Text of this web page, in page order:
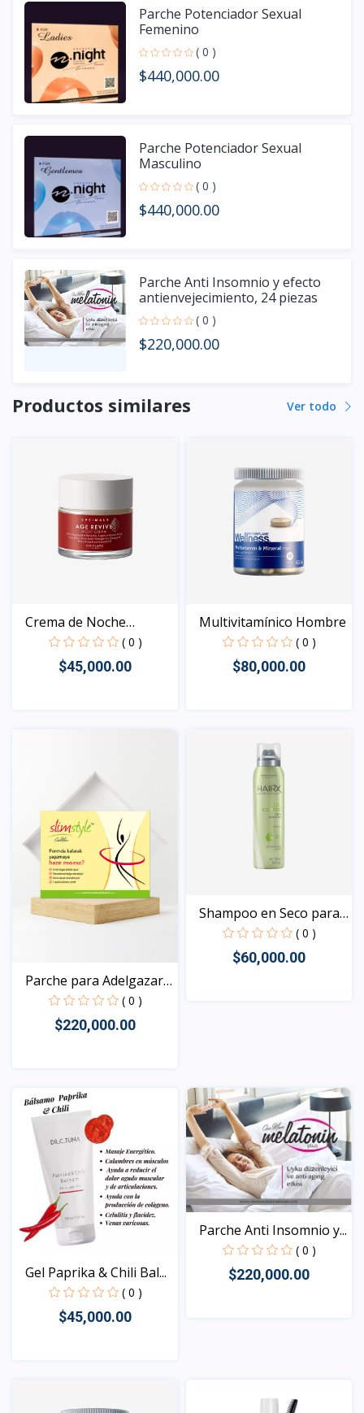
Parche Potenciador Sexual
Femenino
( 0 )
$440,000.00
Parche Potenciador Sexual
Masculino
( 0 )
$440,000.00
Parche Anti Insomnio y efecto
antienvejecimiento, 24 piezas
( 0 )
$220,000.00
Productos similares Ver todo
Crema de Noche
Antienve...
( 0 )
$45,000.00
Multivitamínico Hombre
( 0 )
$80,000.00
Parche para Adelgazar
( 0 )
$220,000.00
Shampoo en Seco para
( 0 )
$60,000.00
Gel Paprika & Chili Bal...
( 0 )
$45,000.00
Parche Anti Insomnio y...
( 0 )
$220,000.00